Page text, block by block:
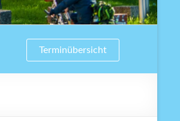
Terminübersicht